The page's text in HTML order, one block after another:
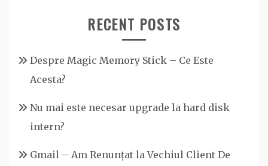
RECENT POSTS
Despre Magic Memory Stick – Ce Este
Acesta?
Nu mai este necesar upgrade la hard disk
intern?
Gmail – Am Renunțat la Vechiul Client De